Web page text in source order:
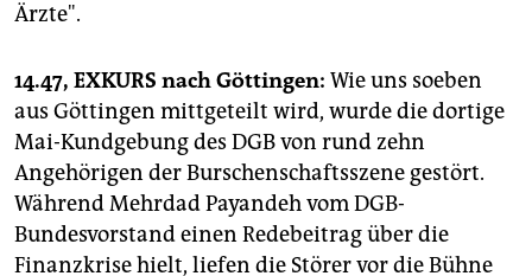
Ärzte".
14.47, EXKURS nach Göttingen: Wie uns soeben
aus Göttingen mittgeteilt wird, wurde die dortige
Mai-Kundgebung des DGB von rund zehn
Angehörigen der Burschenschaftsszene gestört.
Während Mehrdad Payandeh vom DGB-
Bundesvorstand einen Redebeitrag über die
Finanzkrise hielt, liefen die Störer vor die Bühne